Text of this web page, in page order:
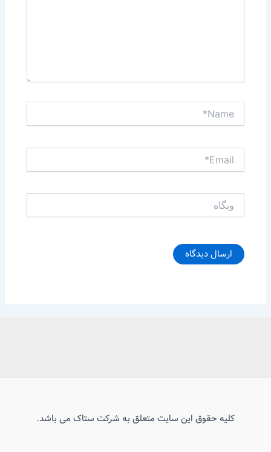
Email*
کلیه حقوق این سایت متعلق به شرکت ستاک می باشد.